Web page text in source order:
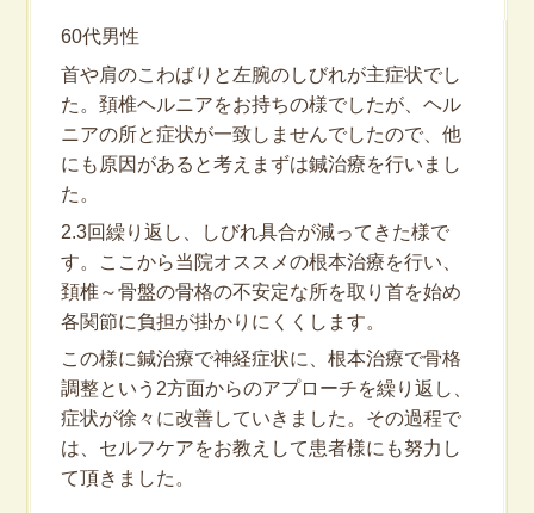
60代男性
首や肩のこわばりと左腕のしびれが主症状でし
た。頚椎ヘルニアをお持ちの様でしたが、ヘル
ニアの所と症状が一致しませんでしたので、他
にも原因があると考えまずは鍼治療を行いまし
た。
2.3回繰り返し、しびれ具合が減ってきた様で
す。ここから当院オススメの根本治療を行い、
頚椎～骨盤の骨格の不安定な所を取り首を始め
各関節に負担が掛かりにくくします。
この様に鍼治療で神経症状に、根本治療で骨格
調整という2方面からのアプローチを繰り返し、
症状が徐々に改善していきました。その過程で
は、セルフケアをお教えして患者様にも努力し
て頂きました。